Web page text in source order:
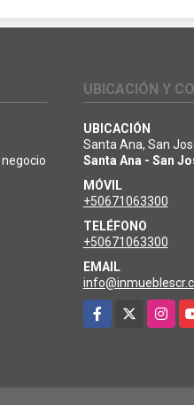
UBICACIÓN Y
UBICACIÓN
Santa Ana, San
Santa Ana - San
MÓVIL
+50671063300
TELÉFONO
+50671063300
EMAIL
Facebook